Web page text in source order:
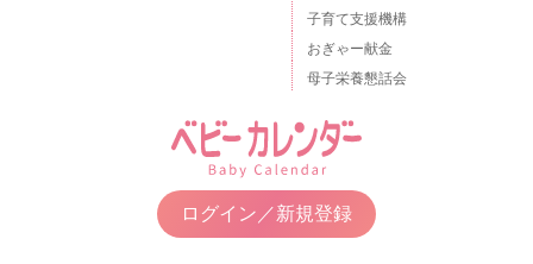
子育て支援機構
おぎゃー献金
母子栄養懇話会
ログイン／新規登録